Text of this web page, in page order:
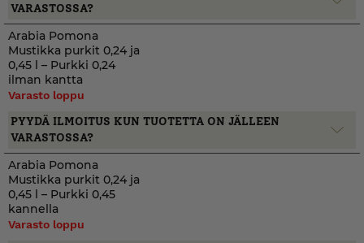
VARASTOSSA?
Arabia Pomona
Mustikka purkit 0,24 ja
0,45 l – Purkki 0,24
ilman kantta
Varasto loppu
PYYDÄ ILMOITUS KUN TUOTETTA ON JÄLLEEN
VARASTOSSA?
Arabia Pomona
Mustikka purkit 0,24 ja
0,45 l – Purkki 0,45
kannella
Varasto loppu